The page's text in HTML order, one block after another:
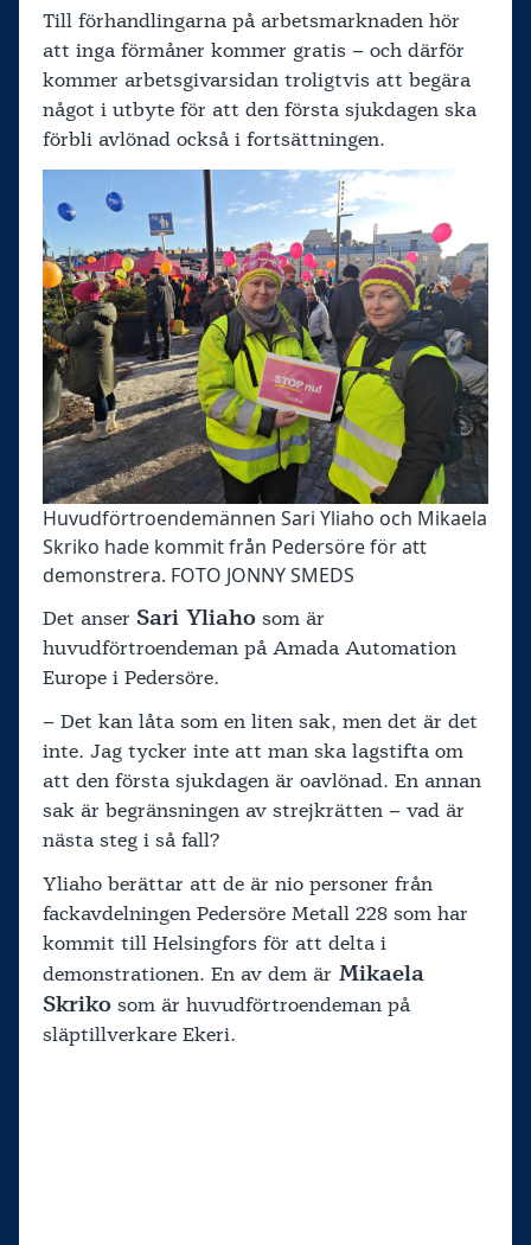
Till förhandlingarna på arbetsmarknaden hör
att inga förmåner kommer gratis – och därför
kommer arbetsgivarsidan troligtvis att begära
något i utbyte för att den första sjukdagen ska
förbli avlönad också i fortsättningen.
Huvudförtroendemännen Sari Yliaho och Mikaela
Skriko hade kommit från Pedersöre för att
demonstrera. FOTO JONNY SMEDS
Det anser Sari Yliaho som är
huvudförtroendeman på Amada Automation
Europe i Pedersöre.
– Det kan låta som en liten sak, men det är det
inte. Jag tycker inte att man ska lagstifta om
att den första sjukdagen är oavlönad. En annan
sak är begränsningen av strejkrätten – vad är
nästa steg i så fall?
Yliaho berättar att de är nio personer från
fackavdelningen Pedersöre Metall 228 som har
kommit till Helsingfors för att delta i
demonstrationen. En av dem är Mikaela
Skriko som är huvudförtroendeman på
släptillverkare Ekeri.